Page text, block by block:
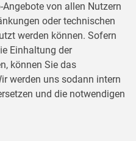
von allen Nutzern
oder technischen
werden können. Sofern
Einhaltung der
können Sie das
werden uns sodann intern
und die notwendigen